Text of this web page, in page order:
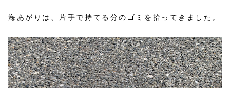
海あがりは、片手で持てる分のゴミを拾ってきました。